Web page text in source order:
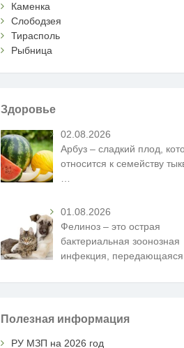
Каменка
Слободзея
Тирасполь
Рыбница
Здоровье
02.08.2026
Арбуз – сладкий плод,
относится к семейству
01.08.2026
Фелиноз – это острая
бактериальная зоонозная
инфекция, передающаяся
Полезная информация
РУ МЗП на 2026 год